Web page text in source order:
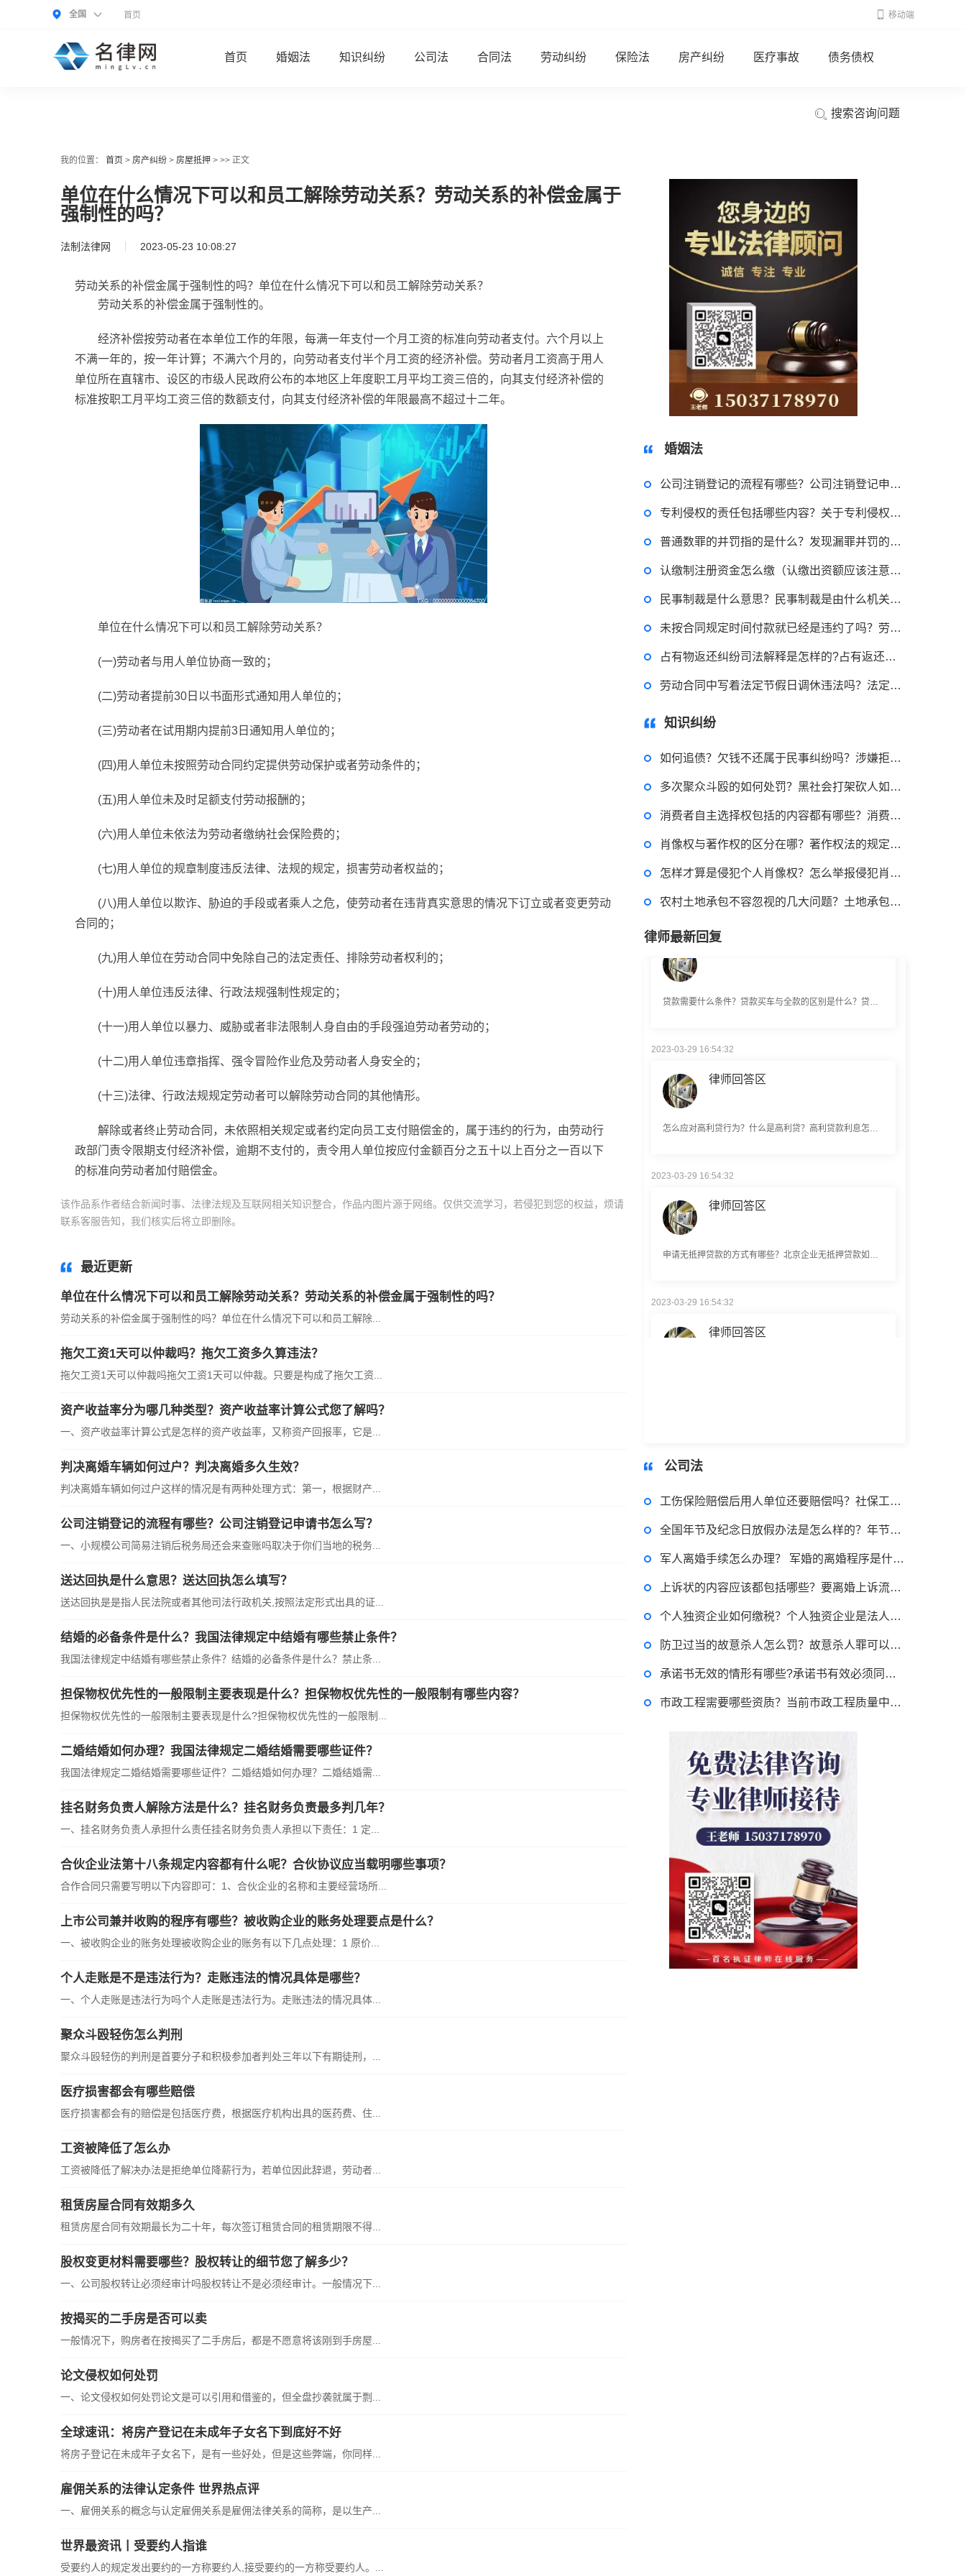
全国 首页 移动端
首页 婚姻法 知识纠纷 公司法 合同法 劳动纠纷 保险法 房产纠纷 医疗事故 债务债权
搜索咨询问题
我的位置： 首页 > 房产纠纷 > 房屋抵押 > >> 正文
单位在什么情况下可以和员工解除劳动关系？劳动关系的补偿金属于
强制性的吗？
法制法律网 2023-05-23 10:08:27
劳动关系的补偿金属于强制性的吗？单位在什么情况下可以和员工解除劳动关系？
劳动关系的补偿金属于强制性的。
经济补偿按劳动者在本单位工作的年限，每满一年支付一个月工资的标准向劳动者支付。六个月以上
不满一年的，按一年计算；不满六个月的，向劳动者支付半个月工资的经济补偿。劳动者月工资高于用人
单位所在直辖市、设区的市级人民政府公布的本地区上年度职工月平均工资三倍的，向其支付经济补偿的
标准按职工月平均工资三倍的数额支付，向其支付经济补偿的年限最高不超过十二年。
单位在什么情况下可以和员工解除劳动关系？
(一)劳动者与用人单位协商一致的；
(二)劳动者提前30日以书面形式通知用人单位的；
(三)劳动者在试用期内提前3日通知用人单位的；
(四)用人单位未按照劳动合同约定提供劳动保护或者劳动条件的；
(五)用人单位未及时足额支付劳动报酬的；
(六)用人单位未依法为劳动者缴纳社会保险费的；
(七)用人单位的规章制度违反法律、法规的规定，损害劳动者权益的；
(八)用人单位以欺诈、胁迫的手段或者乘人之危，使劳动者在违背真实意思的情况下订立或者变更劳动
合同的；
(九)用人单位在劳动合同中免除自己的法定责任、排除劳动者权利的；
(十)用人单位违反法律、行政法规强制性规定的；
(十一)用人单位以暴力、威胁或者非法限制人身自由的手段强迫劳动者劳动的；
(十二)用人单位违章指挥、强令冒险作业危及劳动者人身安全的；
(十三)法律、行政法规规定劳动者可以解除劳动合同的其他情形。
解除或者终止劳动合同，未依照相关规定或者约定向员工支付赔偿金的，属于违约的行为，由劳动行
政部门责令限期支付经济补偿，逾期不支付的，责令用人单位按应付金额百分之五十以上百分之一百以下
的标准向劳动者加付赔偿金。
该作品系作者结合新闻时事、法律法规及互联网相关知识整合，作品内图片源于网络。仅供交流学习，若侵犯到您的权益，烦请
联系客服告知，我们核实后将立即删除。
最近更新
单位在什么情况下可以和员工解除劳动关系？劳动关系的补偿金属于强制性的吗？
劳动关系的补偿金属于强制性的吗？单位在什么情况下可以和员工解除...
拖欠工资1天可以仲裁吗？拖欠工资多久算违法？
拖欠工资1天可以仲裁吗拖欠工资1天可以仲裁。只要是构成了拖欠工资...
资产收益率分为哪几种类型？资产收益率计算公式您了解吗？
一、资产收益率计算公式是怎样的资产收益率，又称资产回报率，它是...
判决离婚车辆如何过户？判决离婚多久生效？
判决离婚车辆如何过户这样的情况是有两种处理方式：第一，根据财产...
公司注销登记的流程有哪些？公司注销登记申请书怎么写？
一、小规模公司简易注销后税务局还会来查账吗取决于你们当地的税务...
送达回执是什么意思？送达回执怎么填写？
送达回执是是指人民法院或者其他司法行政机关,按照法定形式出具的证...
结婚的必备条件是什么？我国法律规定中结婚有哪些禁止条件？
我国法律规定中结婚有哪些禁止条件？结婚的必备条件是什么？禁止条...
担保物权优先性的一般限制主要表现是什么？担保物权优先性的一般限制有哪些内容？
担保物权优先性的一般限制主要表现是什么?担保物权优先性的一般限制...
二婚结婚如何办理？我国法律规定二婚结婚需要哪些证件？
我国法律规定二婚结婚需要哪些证件？二婚结婚如何办理？二婚结婚需...
挂名财务负责人解除方法是什么？挂名财务负责最多判几年？
一、挂名财务负责人承担什么责任挂名财务负责人承担以下责任：1 定...
合伙企业法第十八条规定内容都有什么呢？合伙协议应当载明哪些事项？
合作合同只需要写明以下内容即可：1、合伙企业的名称和主要经营场所...
上市公司兼并收购的程序有哪些？被收购企业的账务处理要点是什么？
一、被收购企业的账务处理被收购企业的账务有以下几点处理：1 原价...
个人走账是不是违法行为？走账违法的情况具体是哪些？
一、个人走账是违法行为吗个人走账是违法行为。走账违法的情况具体...
聚众斗殴轻伤怎么判刑
聚众斗殴轻伤的判刑是首要分子和积极参加者判处三年以下有期徒刑，...
医疗损害都会有哪些赔偿
医疗损害都会有的赔偿是包括医疗费，根据医疗机构出具的医药费、住...
工资被降低了怎么办
工资被降低了解决办法是拒绝单位降薪行为，若单位因此辞退，劳动者...
租赁房屋合同有效期多久
租赁房屋合同有效期最长为二十年，每次签订租赁合同的租赁期限不得...
股权变更材料需要哪些？股权转让的细节您了解多少？
一、公司股权转让必须经审计吗股权转让不是必须经审计。一般情况下...
按揭买的二手房是否可以卖
一般情况下，购房者在按揭买了二手房后，都是不愿意将该刚到手房屋...
论文侵权如何处罚
一、论文侵权如何处罚论文是可以引用和借鉴的，但全盘抄袭就属于剽...
全球速讯：将房产登记在未成年子女名下到底好不好
将房子登记在未成年子女名下，是有一些好处，但是这些弊端，你同样...
雇佣关系的法律认定条件 世界热点评
一、雇佣关系的概念与认定雇佣关系是雇佣法律关系的简称，是以生产...
世界最资讯丨受要约人指谁
受要约人的规定发出要约的一方称要约人,接受要约的一方称受要约人。...
婚姻法
公司注销登记的流程有哪些？公司注销登记申请书怎么写？
专利侵权的责任包括哪些内容？关于专利侵权的责任是什么？
普通数罪的并罚指的是什么？发现漏罪并罚的方法是什么？
认缴制注册资金怎么缴（认缴出资额应该注意什么问题）
民事制裁是什么意思？民事制裁是由什么机关执行？
未按合同规定时间付款就已经是违约了吗？劳动合同期未满时候叫做解除合同吗？
占有物返还纠纷司法解释是怎样的?占有返还请求权的条件是什么?
劳动合同中写着法定节假日调休违法吗？法定节假日包括双休日？法定节假日不放假算不算违法？
知识纠纷
如何追债？欠钱不还属于民事纠纷吗？涉嫌拒不执行判决罪会被判刑吗？
多次聚众斗殴的如何处罚？黑社会打架砍人如何处罚？以打架为生的多人组织是黑社会吗？
消费者自主选择权包括的内容都有哪些？消费者自主选择权保护的完善建议是什么？
肖像权与著作权的区分在哪？著作权法的规定有哪些？
怎样才算是侵犯个人肖像权？怎么举报侵犯肖像权的人？
农村土地承包不容忽视的几大问题？土地承包引发的矛盾纠纷怎么解决？
律师最新回复
2023-03-29 16:54:32
律师回答区
申请无抵押贷款的方式有哪些？北京企业无抵押贷款如何申请？
小额贷款如何贷？小额贷款不还最终有什么后果？工行个人小额贷款的条件是什么？
律师回答区
律师回答区
律师回答区
2023-03-29 16:54:32
律师回答区
公司法
工伤保险赔偿后用人单位还要赔偿吗？社保工伤报销流程是什么？
全国年节及纪念日放假办法是怎么样的？年节放假的法律依据是什么？
军人离婚手续怎么办理？ 军婚的离婚程序是什么？
上诉状的内容应该都包括哪些？要离婚上诉流程是怎么样的？
个人独资企业如何缴税？个人独资企业是法人吗？
防卫过当的故意杀人怎么罚？故意杀人罪可以直接判死刑吗？故意杀人罪量刑标准是什么？
承诺书无效的情形有哪些?承诺书有效必须同时满足哪三个条件？
市政工程需要哪些资质？当前市政工程质量中存在的问题有哪些？